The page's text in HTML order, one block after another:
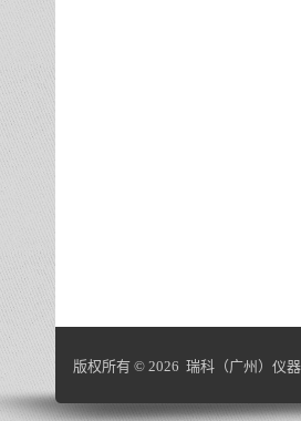
版权所有 © 2026 瑞科（广州）仪